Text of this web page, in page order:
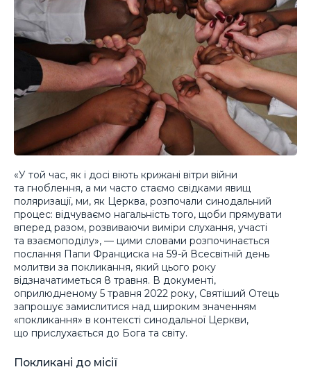
«У той час, як і досі віють крижані вітри війни
та гноблення, а ми часто стаємо свідками явищ
поляризації, ми, як Церква, розпочали синодальний
процес: відчуваємо нагальність того, щоби прямувати
вперед разом, розвиваючи виміри слухання, участі
та взаємоподілу», — цими словами розпочинається
послання Папи Франциска на 59-й Всесвітній день
молитви за покликання, який цього року
відзначатиметься 8 травня. В документі,
оприлюдненому 5 травня 2022 року, Святіший Отець
запрошує замислитися над широким значенням
«покликання» в контексті синодальної Церкви,
що прислухається до Бога та світу.
Покликані до місії